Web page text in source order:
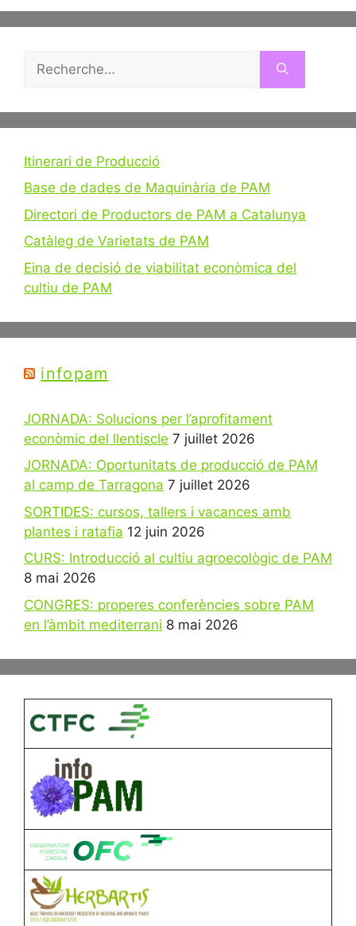
Itinerari de Producció
Base de dades de Maquinària de PAM
Directori de Productors de PAM a Catalunya
Catàleg de Varietats de PAM
Eina de decisió de viabilitat econòmica del
cultiu de PAM
infopam
JORNADA: Solucions per l’aprofitament
econòmic del llentiscle 7 juillet 2026
JORNADA: Oportunitats de producció de PAM
al camp de Tarragona 7 juillet 2026
SORTIDES: cursos, tallers i vacances amb
plantes i ratafia 12 juin 2026
CURS: Introducció al cultiu agroecològic de PAM
8 mai 2026
CONGRES: properes conferències sobre PAM
en l’àmbit mediterrani 8 mai 2026